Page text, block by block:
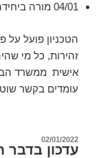
04/01 מורה ביחידה ללימודים קדם אקדמיים
הטכניון פועל על
זהירות, כל מי
אישית ממשרד
עומדים בקשר
פורסם
ב
02/01/2022
עדכון בדבר